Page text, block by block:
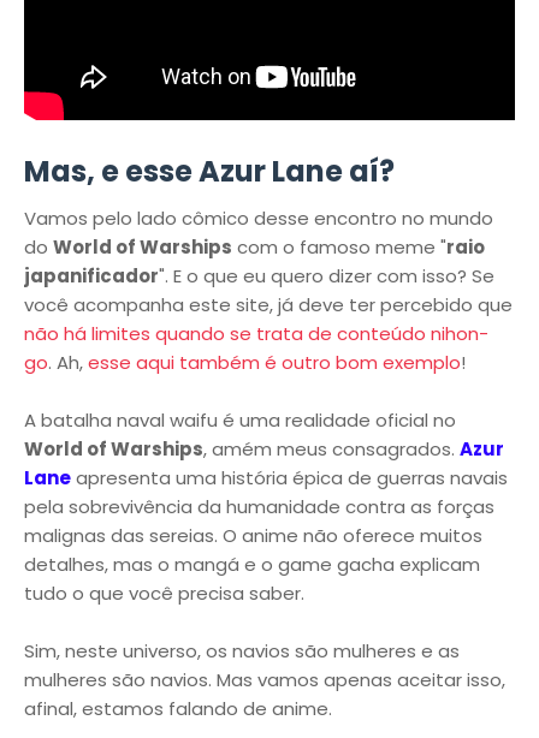
Mas, e esse Azur Lane aí?
Vamos pelo lado cômico desse encontro no mundo
do World of Warships com o famoso meme "raio
japanificador". E o que eu quero dizer com isso? Se
você acompanha este site, já deve ter percebido que
não há limites quando se trata de conteúdo nihon-
go. Ah,esse aqui também é outro bom exemplo!
A batalha naval waifu é uma realidade oficial no
World of Warships, amém meus consagrados. Azur
Laneapresenta uma história épica de guerras navais
pela sobrevivência da humanidade contra as forças
malignas das sereias. O anime não oferece muitos
detalhes, mas o mangá e o game gacha explicam
tudo o que você precisa saber.
Sim, neste universo, os navios são mulheres e as
mulheres são navios. Mas vamos apenas aceitar isso,
afinal, estamos falando de anime.